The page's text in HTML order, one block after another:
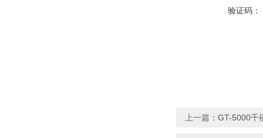
验证码：
上一篇： GT-5000千